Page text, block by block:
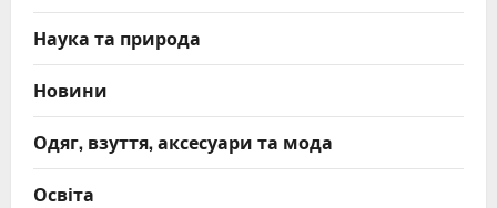
Наука та природа
Новини
Одяг, взуття, аксесуари та мода
Освіта